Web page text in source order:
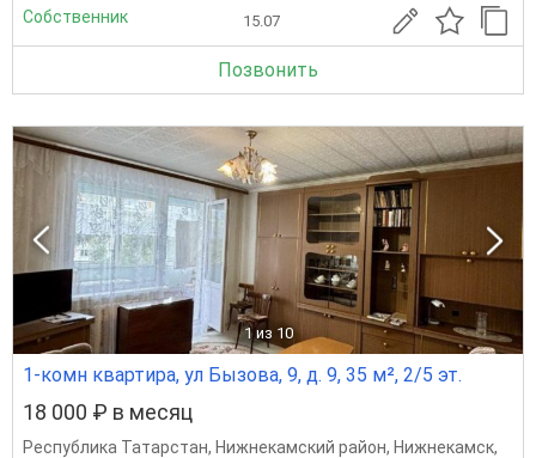
Собственник 15.07
Позвонить
1 из 10
1-комн квартира, ул Бызова, 9, д. 9, 35 м², 2/5 эт.
18 000 ₽ в месяц
Республика Татарстан, Нижнекамский район, Нижнекамск,